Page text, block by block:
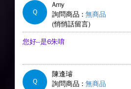
Q
Amy
詢問商品 : 無商品
(悄悄話留言)
您好--是6朱唷
Q
陳逢璿
詢問商品 : 無商品